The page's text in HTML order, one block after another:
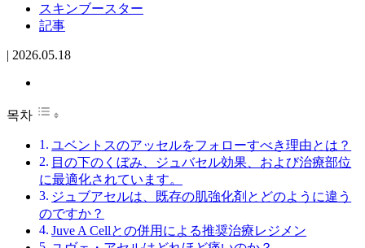
スキンブースター
記事
| 2026.05.18
목차
ユベントスのアッセルをフォローすべき理由とは？
目の下のくぼみ、ジュバセル効果、および治療部位
に最適化されています。
ジュブアセルは、既存の肌強化剤とどのように違う
のですか？
Juve A Cellとの併用による推奨治療レジメン